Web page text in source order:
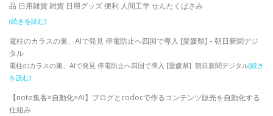
品 日用雑貨 雑貨 日用グッズ 便利 人間工学 せんたくばさみ
(続きを読む)
電柱のカラスの巣、AIで発見 停電防止へ四国で導入 [愛媛県] – 朝日新聞デジ
タル
電柱のカラスの巣、AIで発見 停電防止へ四国で導入 [愛媛県] 朝日新聞デジタル(続き
を読む)
【note集客×自動化×AI】ブログとcodocで作るコンテンツ販売を自動化する
仕組み